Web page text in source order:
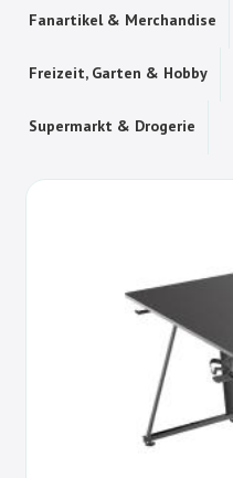
Fanartikel & Merchandise
Freizeit, Garten & Hobby
Supermarkt & Drogerie